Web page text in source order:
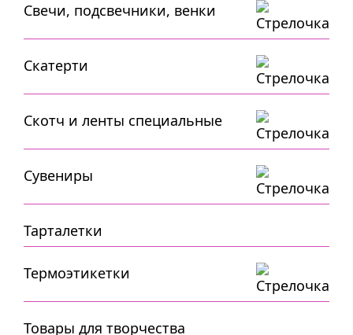
Свечи, подсвечники, венки
Скатерти
Скотч и ленты специальные
Сувениры
Тарталетки
Термоэтикетки
Товары для творчества